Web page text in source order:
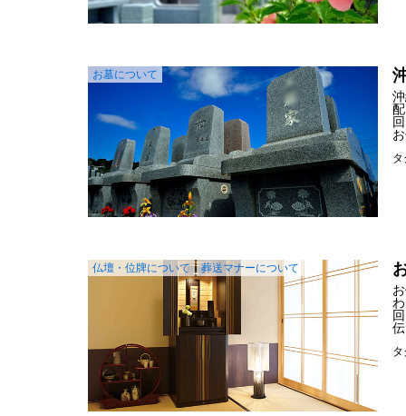
お墓について
タ
仏壇・位牌について 葬送マナーについて
タ